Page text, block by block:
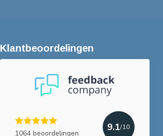
Klantbeoordelingen
1064 beoordelingen
9.1/10